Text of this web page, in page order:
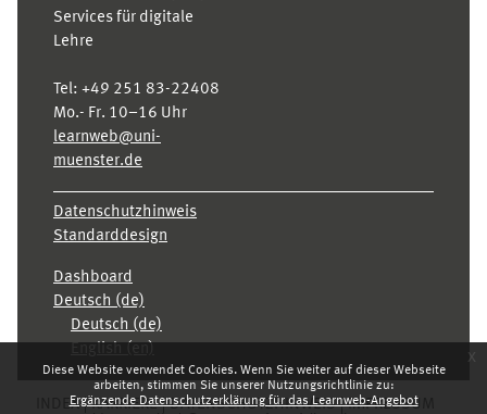
Diese Website verwendet Cookies. Wenn Sie weiter auf dieser Webseite
arbeiten, stimmen Sie unserer Nutzungsrichtlinie zu:
Ergänzende Datenschutzerklärung für das Learnweb-Angebot
x
Services für digitale
Lehre
Tel: +49 251 83-22408
Mo.- Fr. 10–16 Uhr
learnweb@uni-
muenster.de
Datenschutzhinweis
Standarddesign
Dashboard
Deutsch ‎(de)‎
Deutsch ‎(de)‎
INDEX KARRIERE DATENSCHUTZHINWEIS
IMPRESSUM